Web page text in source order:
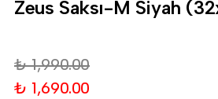
Zeus Saksı-M Siyah
₺ 1,990.00
₺ 1,690.00